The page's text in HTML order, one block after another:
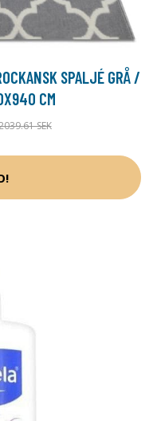
SPALJÉ GRÅ /
CM
SEK